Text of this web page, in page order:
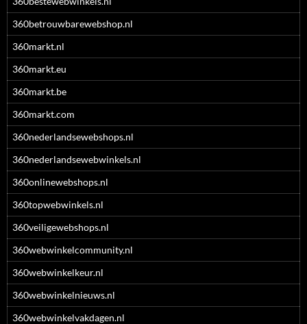
360betrouwbarewebshop.nl
360markt.nl
360markt.eu
360markt.be
360markt.com
360nederlandsewebshops.nl
360nederlandsewebwinkels.nl
360onlinewebshops.nl
360topwebwinkels.nl
360veiligewebshops.nl
360webwinkelcommunity.nl
360webwinkelkeur.nl
360webwinkelnieuws.nl
360webwinkelvakdagen.nl